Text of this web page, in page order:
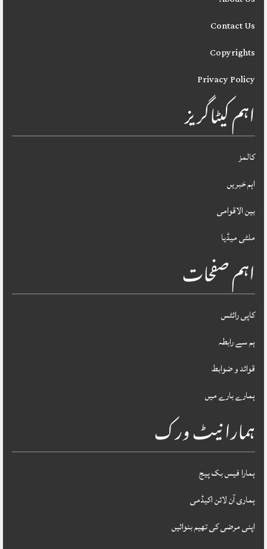
Contact Us
Copyrights
Privacy Policy
اہم کیٹاگریز
کالمز
اہم خبریں
بین الاقوامی
ملٹی میڈیا
اہم صفحات
کاپی رائٹس
ہم سے رابطہ
قوائد و ضوابط
ہمارے بارے میں
ہمارا نیٹ ورک
ہمارا فیس بک پیج
ہماری آن لائن اکیڈمی
اپنی مرضی کی تھیم بنوائیں